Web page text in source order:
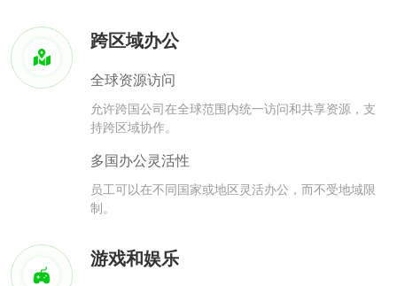
跨区域办公
全球资源访问
允许跨国公司在全球范围内统一访问和共享资源，支
持跨区域协作。
多国办公灵活性
员工可以在不同国家或地区灵活办公，而不受地域限
制。
游戏和娱乐